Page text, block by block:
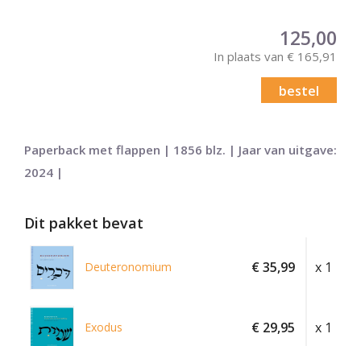
125,00
In plaats van € 165,91
bestel
Paperback met flappen | 1856 blz. | Jaar van uitgave:
2024 |
Dit pakket bevat
Deuteronomium € 35,99 x 1
Exodus € 29,95 x 1